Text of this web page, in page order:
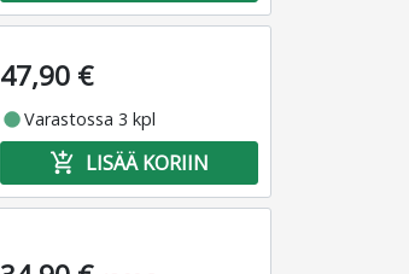
47,90 €
fiber_manual_recordVarastossa 3 kpl
add_shopping_cart LISÄÄ KORIIN